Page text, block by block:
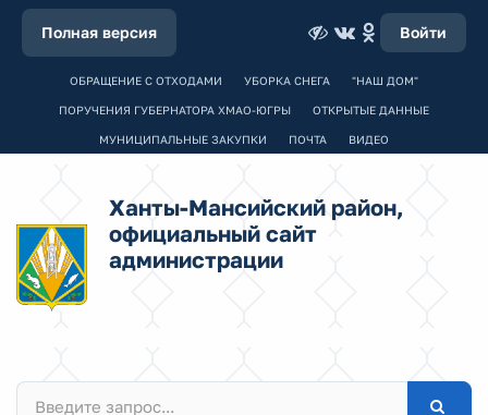
Полная версия Войти
ОБРАЩЕНИЕ С ОТХОДАМИ УБОРКА СНЕГА "НАШ ДОМ"
ПОРУЧЕНИЯ ГУБЕРНАТОРА ХМАО-ЮГРЫ ОТКРЫТЫЕ ДАННЫЕ
МУНИЦИПАЛЬНЫЕ ЗАКУПКИ ПОЧТА ВИДЕО
Ханты-Мансийский район,
официальный сайт
администрации